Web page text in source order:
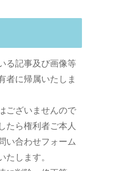
る記事及び画像等
者に帰属いたしま
ございませんので
たら権利者ご本人
い合わせフォーム
たします。